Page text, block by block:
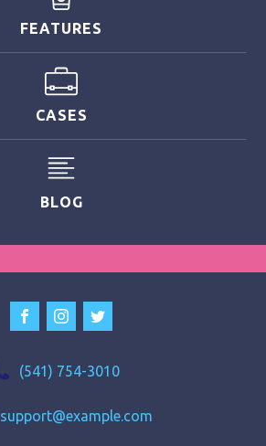
FEATURES
CASES
BLOG
(541) 754-3010
support@example.com